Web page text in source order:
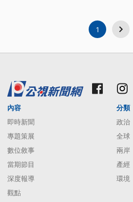
1
內容
即時新聞
專題策展
數位敘事
當期節目
深度報導
觀點
分類
政治
全球
兩岸
產經
環境